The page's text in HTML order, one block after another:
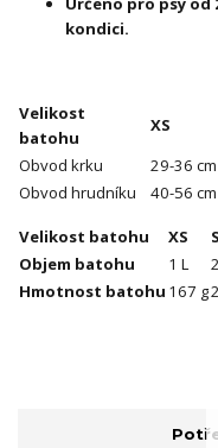
kondici.
Velikost
batohu
XS
Obvod krku
29-36 cm
Obvod hrudníku
40-56 cm
Velikost batohu XS S
Objem batohu
1 L
Hmotnost batohu 167 g